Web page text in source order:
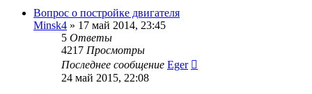
Вопрос о постройке двигателя
Minsk4 » 17 май 2014, 23:45
5 Ответы
4217 Просмотры
Последнее сообщение Eger
24 май 2015, 22:08